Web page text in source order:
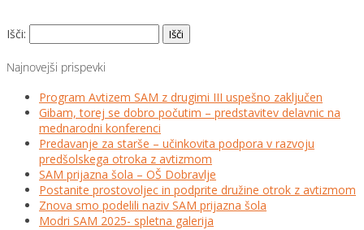
Išči:
Najnovejši prispevki
Program Avtizem SAM z drugimi III uspešno zaključen
Gibam, torej se dobro počutim – predstavitev delavnic na
mednarodni konferenci
Predavanje za starše – učinkovita podpora v razvoju
predšolskega otroka z avtizmom
SAM prijazna šola – OŠ Dobravlje
Postanite prostovoljec in podprite družine otrok z avtizmom
Znova smo podelili naziv SAM prijazna šola
Modri SAM 2025- spletna galerija